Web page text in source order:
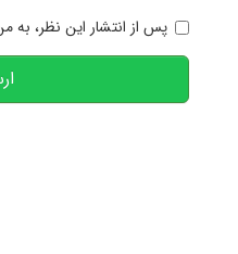
پس از انتشار این نظر، به